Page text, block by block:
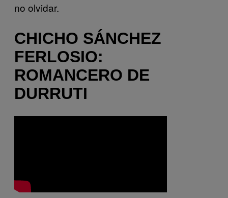
no olvidar.
CHICHO SÁNCHEZ
FERLOSIO:
ROMANCERO DE
DURRUTI